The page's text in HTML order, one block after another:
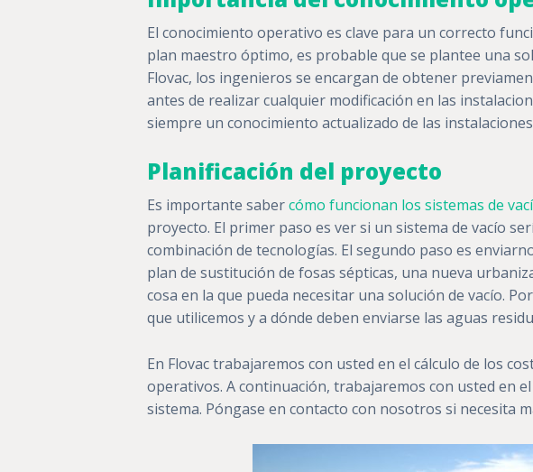
El conocimiento operativo es clave para un correcto
plan maestro óptimo, es probable que se plantee una
Flovac, los ingenieros se encargan de obtener
antes de realizar cualquier modificación en las
siempre un conocimiento actualizado de las
Planificación del proyecto
Es importante sabercómo funcionan los sistemas de
proyecto. El primer paso es ver si un sistema de vacío
combinación de tecnologías. El segundo paso es
plan de sustitución de fosas sépticas, una nueva
cosa en la que pueda necesitar una solución de vacío.
que utilicemos y a dónde deben enviarse las aguas
En Flovac trabajaremos con usted en el cálculo de los
operativos. A continuación, trabajaremos con usted en
sistema. Póngase en contacto con nosotros si necesita